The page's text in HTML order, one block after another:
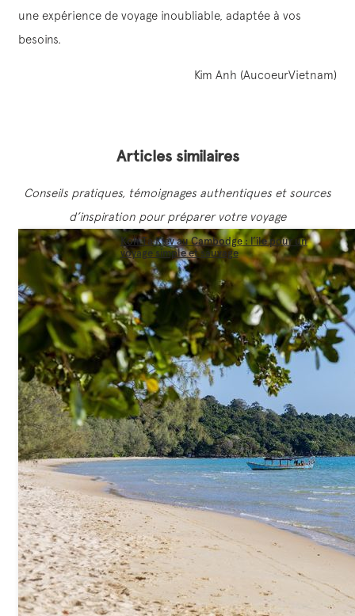
une expérience de voyage inoubliable, adaptée à vos
besoins.
Kim Anh (AucoeurVietnam)
Articles similaires
Conseils pratiques, témoignages authentiques et sources
d’inspiration pour préparer votre voyage
Koh Ta Kiev au Cambodge : l’île pour un
voyage simple et sauvage